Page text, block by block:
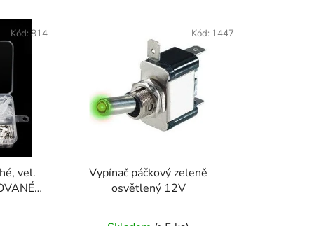
vel.
Kód: 814
Vypínač páčkový zeleně
osvětlený 12V
Kód: 1447